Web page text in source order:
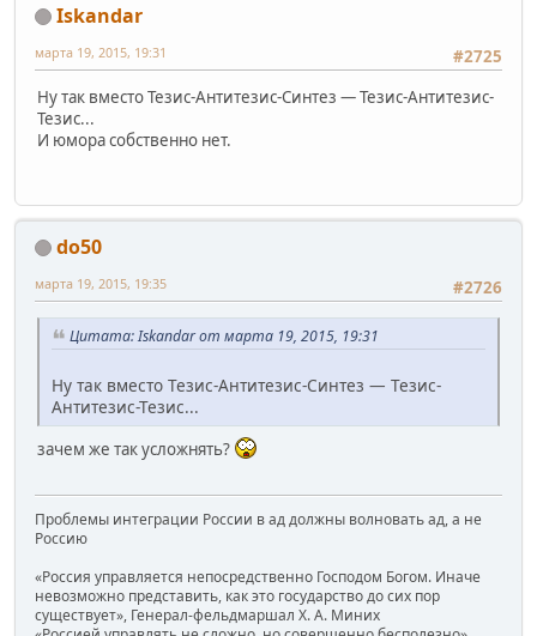
Iskandar
#2725
марта 19, 2015, 19:31
Ну так вместо Тезис-Антитезис-Синтез — Тезис-Антитезис-
Тезис...
И юмора собственно нет.
do50
#2726
марта 19, 2015, 19:35
Цитата: Iskandar от марта 19, 2015, 19:31
Ну так вместо Тезис-Антитезис-Синтез — Тезис-
Антитезис-Тезис...
зачем же так усложнять?
Проблемы интеграции России в ад должны волновать ад, а не
Россию
«Россия управляется непосредственно Господом Богом. Иначе
невозможно представить, как это государство до сих пор
существует», Генерал-фельдмаршал Х. А. Миних